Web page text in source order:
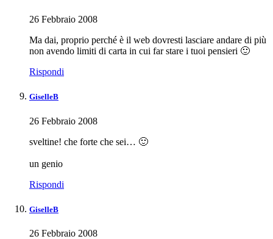
26 Febbraio 2008
Ma dai, proprio perché è il web dovresti lasciare andare di più
non avendo limiti di carta in cui far stare i tuoi pensieri 🙂
Rispondi
GiselleB
26 Febbraio 2008
sveltine! che forte che sei… 🙂
un genio
Rispondi
GiselleB
26 Febbraio 2008